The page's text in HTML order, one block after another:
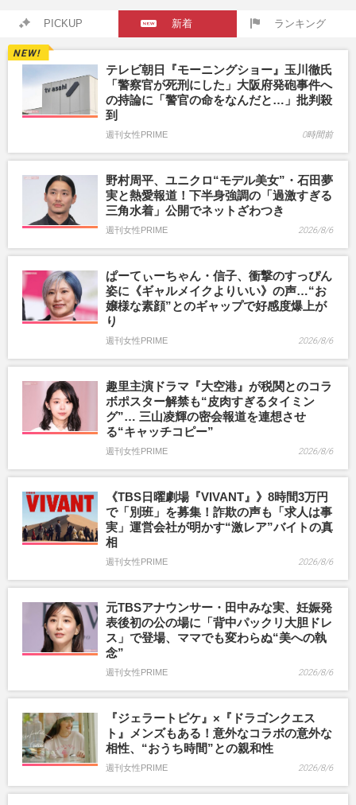
PICKUP 新着 ランキング
テレビ朝日『モーニングショー』玉川徹氏
「警察官が死刑にした」大阪府発砲事件へ
の持論に「警官の命をなんだと…」批判殺
到
週刊女性PRIME 0時間前
野村周平、ユニクロ“モデル美女”・石田夢
実と熱愛報道！下半身強調の「過激すぎる
三角水着」公開でネットざわつき
週刊女性PRIME 2026/8/6
ぱーてぃーちゃん・信子、衝撃のすっぴん
姿に《ギャルメイクよりいい》の声…“お
嬢様な素顔”とのギャップで好感度爆上が
り
週刊女性PRIME 2026/8/6
趣里主演ドラマ『大空港』が税関とのコラ
ボポスター解禁も“皮肉すぎるタイミン
グ”… 三山凌輝の密会報道を連想させ
る“キャッチコピー”
週刊女性PRIME 2026/8/6
《TBS日曜劇場『VIVANT』》8時間3万円
で「別班」を募集！詐欺の声も「求人は事
実」運営会社が明かす“激レア”バイトの真
相
週刊女性PRIME 2026/8/6
元TBSアナウンサー・田中みな実、妊娠発
表後初の公の場に「背中パックリ大胆ドレ
ス」で登場、ママでも変わらぬ“美への執
念”
週刊女性PRIME 2026/8/6
『ジェラートピケ』×『ドラゴンクエス
ト』メンズもある！意外なコラボの意外な
相性、“おうち時間”との親和性
週刊女性PRIME 2026/8/6